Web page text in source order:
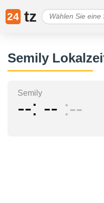
24 tz
Semily
Semily
-- -- --